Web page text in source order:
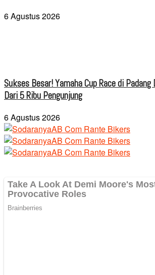
6 Agustus 2026
Sukses Besar! Yamaha Cup Race di
Dari 5 Ribu Pengunjung
6 Agustus 2026